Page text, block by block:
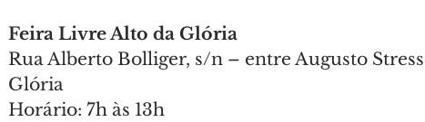
Feira Livre Alto da Glória
Rua Alberto Bolliger, s/n – entre Augusto
Glória
Horário: 7h às 13h